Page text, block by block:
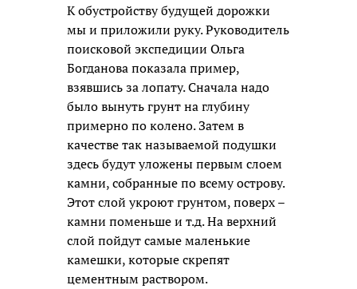
К обустройству будущей дорожки
мы и приложили руку. Руководитель
поисковой экспедиции Ольга
Богданова показала пример,
взявшись за лопату. Сначала надо
было вынуть грунт на глубину
примерно по колено. Затем в
качестве так называемой подушки
здесь будут уложены первым слоем
камни, собранные по всему острову.
Этот слой укроют грунтом, поверх –
камни поменьше и т.д. На верхний
слой пойдут самые маленькие
камешки, которые скрепят
цементным раствором.